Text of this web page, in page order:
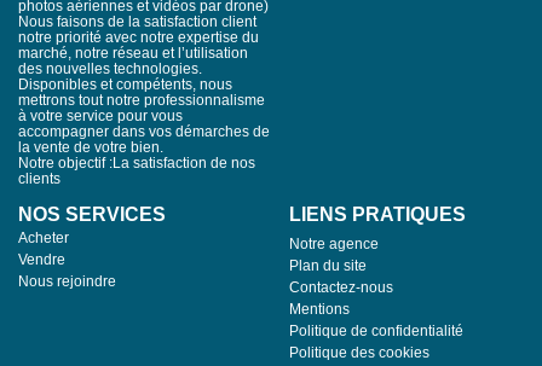
stone fireplace, an elegant dining room, and a convivial
Provençal-style kitchen. The ground floor also offers two guest
suites, a spacious terrace shaded by a vine trellis, and a
beautiful wrought-iron veranda, perfect for enjoying the seasons
in serene comfort. An upper floor dedicated to comfort A stone
staircase ascends to the upper level, featuring: Two inviting
suites ideal for guests, A sumptuous master suite, Two inspiring
offices, perfect for work or relaxation. Mediterranean-inspired
outdoors Enclosed by a traditional dry stone wall, the
landscaped garden is a true sanctuary: A 14 x 8-meter saltwater
pool, A pool house with summer kitchen, Expansive outdoor
spaces designed to savor every moment in the open air.
Modern comfort and eco-conscious features Reversible heat
pump, 18 solar panels and solar water heater, Garage equipped
with an electric vehicle charging station, plus carport. Blending
Provençal lifestyle, luxury amenities, and sustainability, this
unique bastide offers a rare and privileged living environment. A
confidential property to discover without delay.
photos aériennes et vidéos par drone)
Nous faisons de la satisfaction client
notre priorité avec notre expertise du
marché, notre réseau et l’utilisation
des nouvelles technologies.
Disponibles et compétents, nous
mettrons tout notre professionnalisme
à votre service pour vous
accompagner dans vos démarches de
la vente de votre bien.
Notre objectif :La satisfaction de nos
clients
NOS SERVICES
Acheter
Vendre
Nous rejoindre
LIENS PRATIQUES
Notre agence
Plan du site
Contactez-nous
Mentions
Politique de confidentialité
Politique des cookies